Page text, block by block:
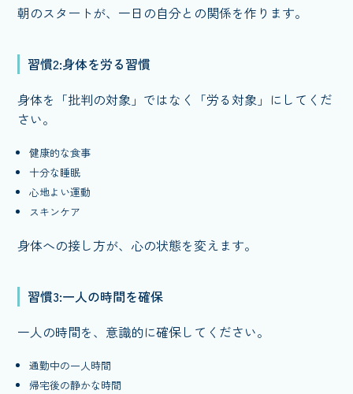
朝のスタートが、一日の自分との関係を作ります。
習慣2:身体を労る習慣
身体を「批判の対象」ではなく「労る対象」にしてくだ
さい。
健康的な食事
十分な睡眠
心地よい運動
スキンケア
身体への接し方が、心の状態を変えます。
習慣3:一人の時間を確保
一人の時間を、意識的に確保してください。
通勤中の一人時間
帰宅後の静かな時間